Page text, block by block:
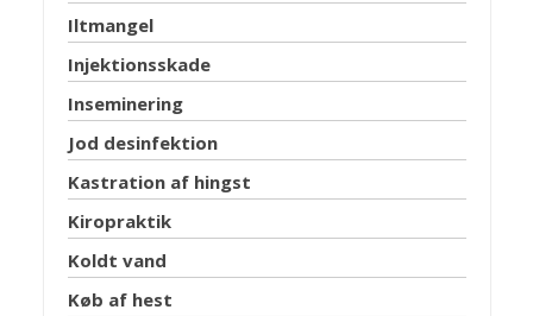
Iltmangel
Injektionsskade
Inseminering
Jod desinfektion
Kastration af hingst
Kiropraktik
Koldt vand
Køb af hest